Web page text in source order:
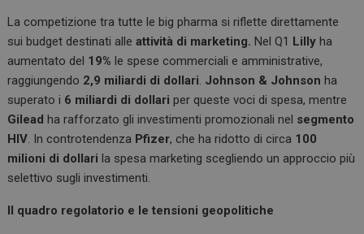
La competizione tra tutte le big pharma si riflette direttamente
sui budget destinati alleattività di marketing. Nel Q1 Lilly ha
aumentato del 19% le spese commerciali e amministrative,
raggiungendo 2,9 miliardi di dollari. Johnson & Johnson ha
superato i 6 miliardi di dollari per queste voci di spesa, mentre
Gilead ha rafforzato gli investimenti promozionali nel segmento
HIV. In controtendenza Pfizer, che ha ridotto di circa 100
milioni di dollarila spesa marketing scegliendo un approccio più
selettivo sugli investimenti.
Il quadro regolatorio e le tensioni geopolitiche